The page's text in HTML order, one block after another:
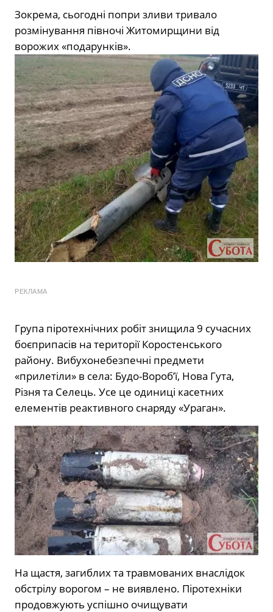
Зокрема, сьогодні попри зливи тривало
розмінування півночі Житомирщини від
ворожих «подарунків».
РЕКЛАМА
Група піротехнічних робіт знищила 9 сучасних
боєприпасів на території Коростенського
району. Вибухонебезпечні предмети
«прилетіли» в села: Будо-Вороб’ї, Нова Гута,
Різня та Селець. Усе це одиниці касетних
елементів реактивного снаряду «Ураган».
На щастя, загиблих та травмованих внаслідок
обстрілу ворогом – не виявлено. Піротехніки
продовжують успішно очищувати